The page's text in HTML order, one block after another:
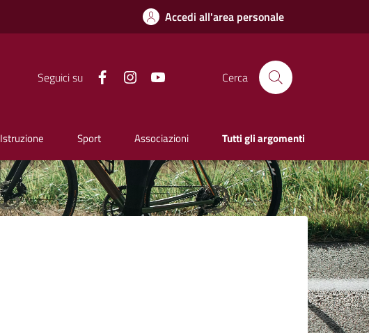
Accedi all'area personale
Seguici su Facebook Instagram Cerca
Istruzione Sport Associazioni Tutti gli argomenti